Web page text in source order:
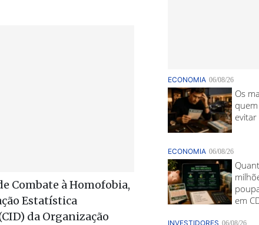
Combate à Homofobia,
Estatística
da Organização